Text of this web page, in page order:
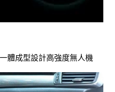
體成型設計高強度無人機